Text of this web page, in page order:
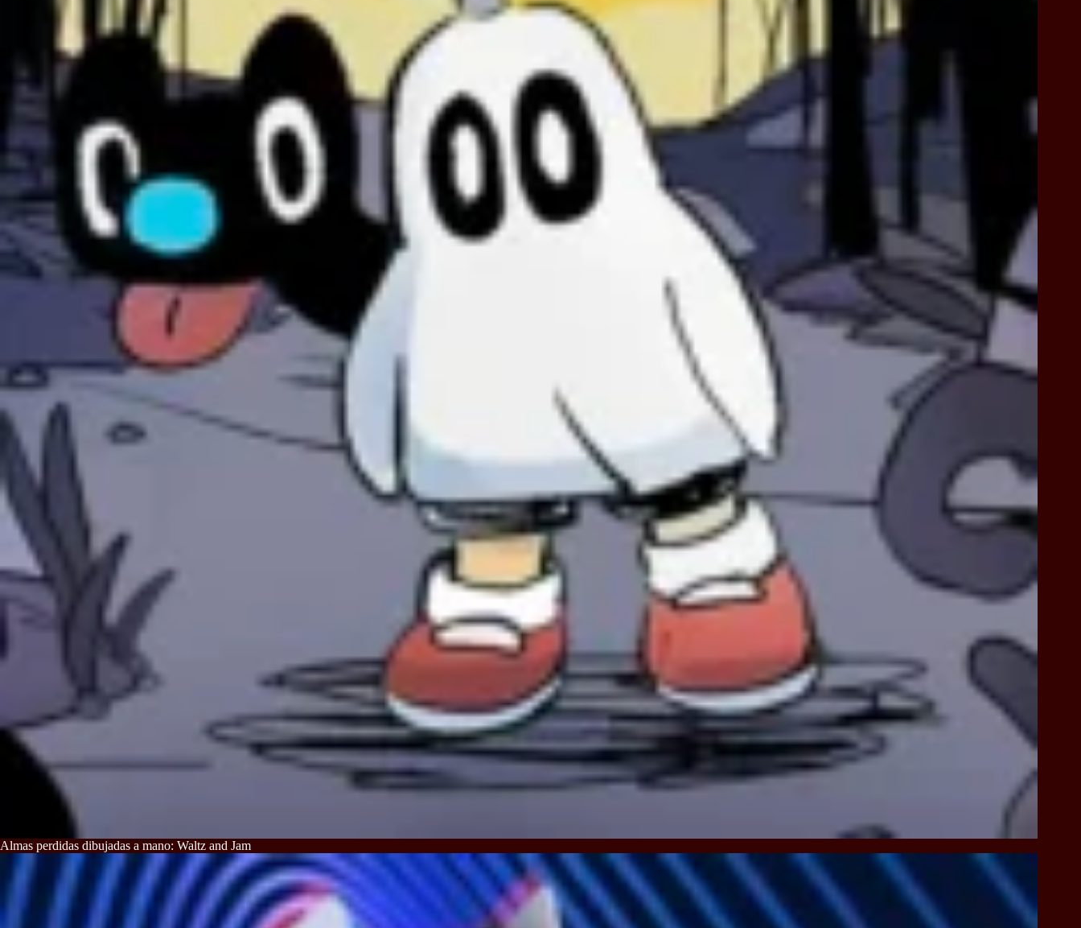
Almas perdidas dibujadas a mano: Waltz and Jam